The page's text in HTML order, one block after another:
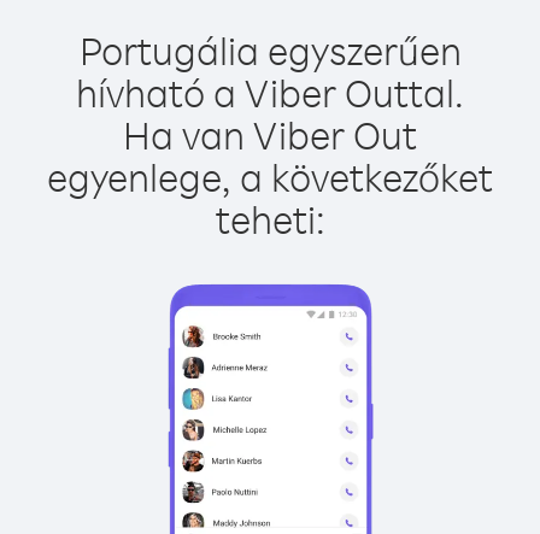
Portugália egyszerűen
hívható a Viber Outtal.
Ha van Viber Out
egyenlege, a következőket
teheti: